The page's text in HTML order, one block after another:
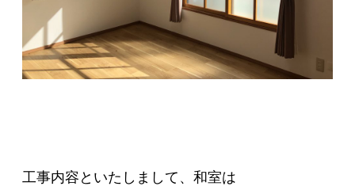
工事内容といたしまして、和室は